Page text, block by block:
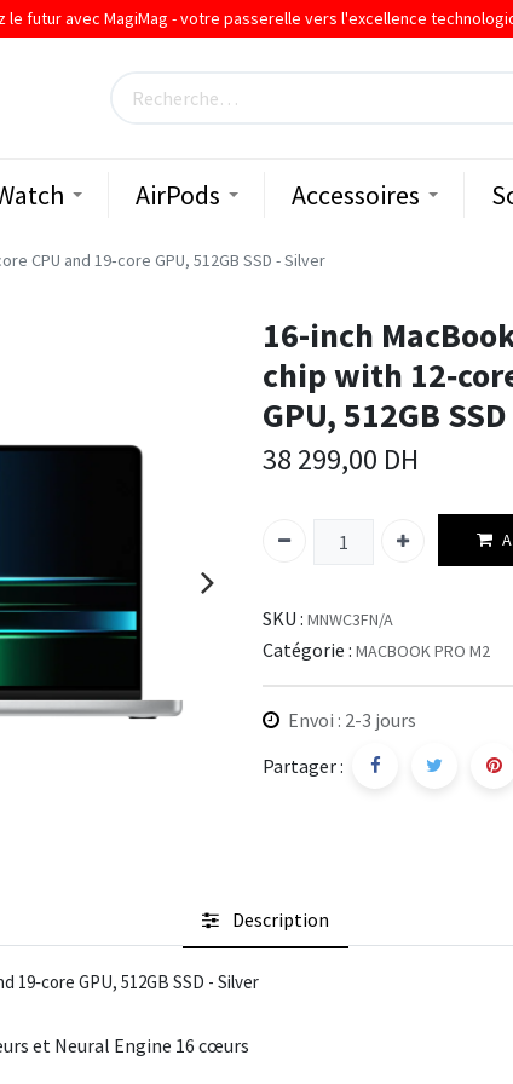
le futur avec MagiMag - votre passerelle vers l'excellence
AirPods Accessoires
CPU and 19‑core GPU, 512GB SSD - Silver
16-inch
chip with
GPU, 512GB
38 299,00 DH
SKU : MNWC3FN/A
Catégorie : MACBOOK PRO M2
Envoi : 2-3 jours
Partager :
Description
19‑core GPU, 512GB SSD - Silver
et Neural Engine 16 cœurs